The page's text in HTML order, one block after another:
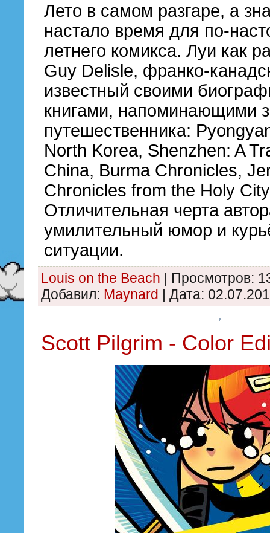
Лето в самом разгаре, а
настало время для по-
летнего комикса. Луи как
Guy Delisle, франко-
известный своими
книгами, напоминающими
путешественника:
North Korea, Shenzhen: A
China, Burma Chronicles,
Chronicles from the Holy
Отличительная черта
умилительный юмор и
ситуации.
Louis on the Beach | Просмотров:
Добавил: Maynard | Дата:
Scott Pilgrim - Color